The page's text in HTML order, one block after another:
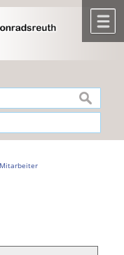
suchen
Mitarbeiter